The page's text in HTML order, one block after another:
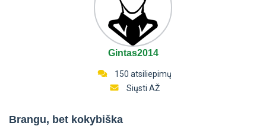
Gintas2014
150 atsiliepimų
Siųsti AŽ
Brangu, bet kokybiška